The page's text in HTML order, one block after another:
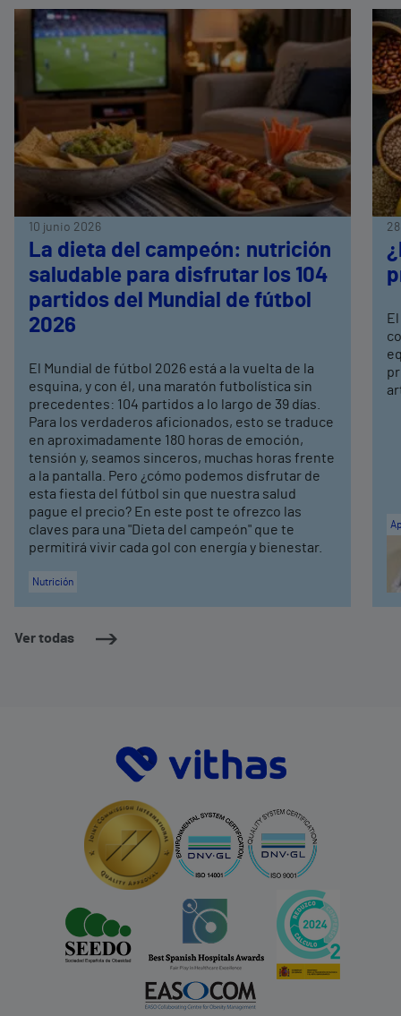
Ver todas
10 junio 2026
La dieta del campeón: nutrición
saludable para disfrutar los 104
partidos del Mundial de fútbol
2026
El Mundial de fútbol 2026 está a la vuelta de la
esquina, y con él, una maratón futbolística sin
precedentes: 104 partidos a lo largo de 39 días.
Para los verdaderos aficionados, esto se traduce
en aproximadamente 180 horas de emoción,
tensión y, seamos sinceros, muchas horas frente
a la pantalla. Pero ¿cómo podemos disfrutar de
esta fiesta del fútbol sin que nuestra salud
pague el precio? En este post te ofrezco las
claves para una "Dieta del campeón" que te
permitirá vivir cada gol con energía y bienestar.
Nutrición